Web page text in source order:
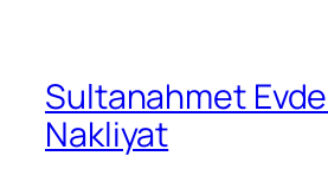
Sultanahmet
Nakliyat